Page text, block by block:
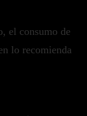
el consumo de
lo recomienda